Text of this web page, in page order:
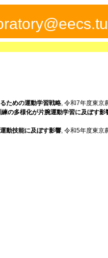
ための運動学習戦略, 令和7年度東京
の多様化が片腕運動学習に及ぼす影
動技能に及ぼす影響, 令和5年度東京